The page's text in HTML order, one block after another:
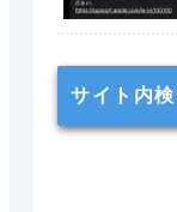
サイト内